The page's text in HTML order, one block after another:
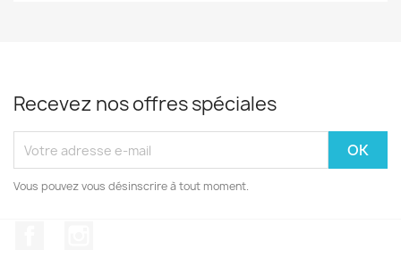
Recevez nos offres spéciales
Vous pouvez vous désinscrire à tout moment.